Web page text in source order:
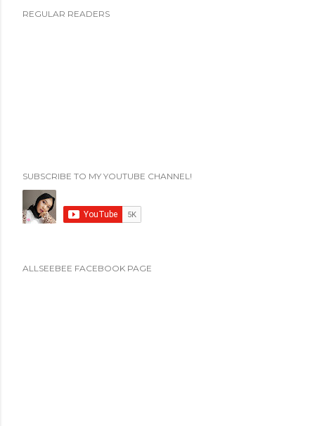
REGULAR READERS
SUBSCRIBE TO MY YOUTUBE CHANNEL!
ALLSEEBEE FACEBOOK PAGE